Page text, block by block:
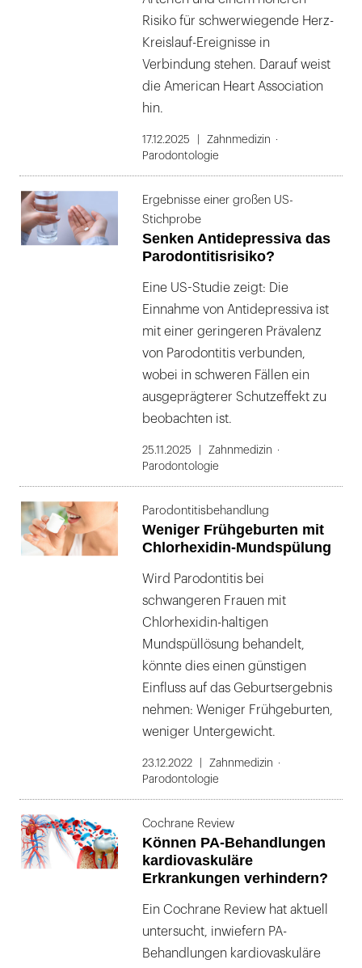
Risiko für schwerwiegende Herz-
Kreislauf-Ereignisse in
Verbindung stehen. Darauf weist
die American Heart Association
hin.
17.12.2025
Zahnmedizin
Parodontologie
Ergebnisse einer großen US-
Stichprobe
Senken Antidepressiva das
Parodontitisrisiko?
Eine US-Studie zeigt: Die
Einnahme von Antidepressiva ist
mit einer geringeren Prävalenz
von Parodontitis verbunden,
wobei in schweren Fällen ein
ausgeprägterer Schutzeffekt zu
beobachten ist.
25.11.2025
Zahnmedizin
Parodontologie
Parodontitis­behandlung
Weniger Frühgeburten mit
Chlorhexidin-Mundspülung
Wird Parodontitis bei
schwangeren Frauen mit
Chlorhexidin-haltigen
Mundspüllösung behandelt,
könnte dies einen günstigen
Einfluss auf das Geburtsergebnis
nehmen: Weniger Frühgeburten,
weniger Untergewicht.
23.12.2022
Zahnmedizin
Parodontologie
Cochrane Review
Können PA-Behandlungen
kardiovaskuläre
Erkrankungen verhindern?
Ein Cochrane Review hat aktuell
untersucht, inwiefern PA-
Behandlungen kardiovaskuläre